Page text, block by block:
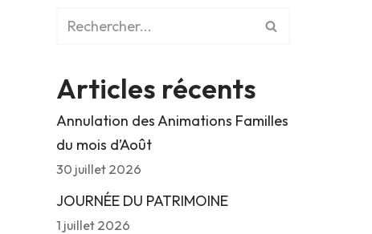
Articles récents
Annulation des Animations Familles
du mois d’Août
30 juillet 2026
JOURNÉE DU PATRIMOINE
1 juillet 2026